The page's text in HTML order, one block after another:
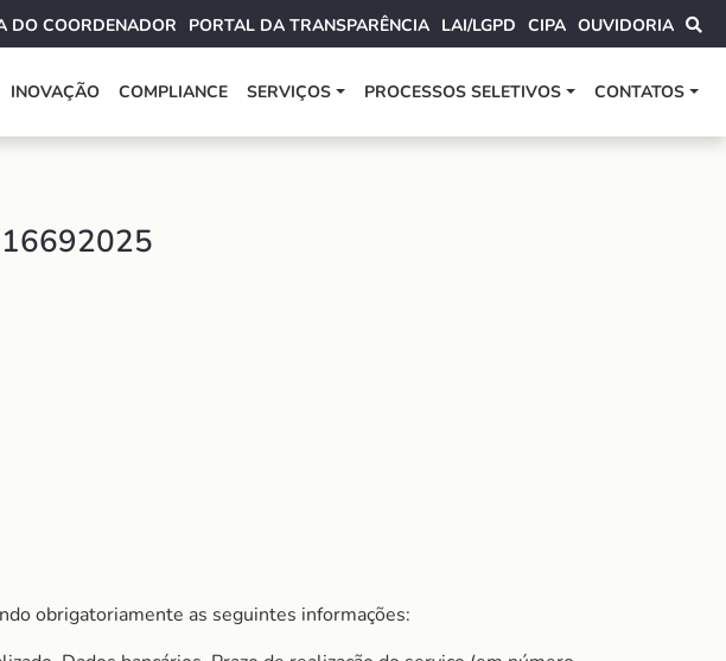
DO COORDENADOR PORTAL DA TRANSPARÊNCIA LAI/LGPD CIPA OUVIDORIA
INOVAÇÃO COMPLIANCE SERVIÇOS PROCESSOS SELETIVOS CONTATOS
obrigatoriamente as seguintes informações: